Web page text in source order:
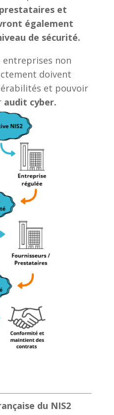
et
également
de sécurité.
entreprises non
doivent
et pouvoir
audit cyber.
du NIS2